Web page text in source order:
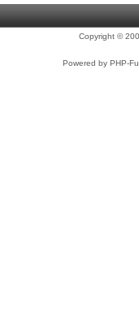
Copyright ©
Powered by PHP-